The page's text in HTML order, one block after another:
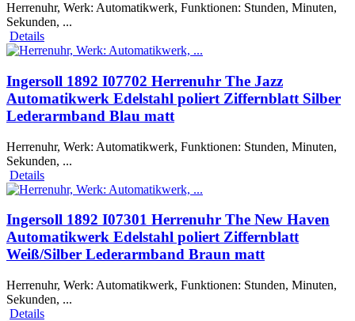
Herrenuhr, Werk: Automatikwerk, Funktionen: Stunden, Minuten,
Sekunden, ...
Details
Ingersoll 1892 I07702 Herrenuhr The Jazz
Automatikwerk Edelstahl poliert Ziffernblatt Silber
Lederarmband Blau matt
Herrenuhr, Werk: Automatikwerk, Funktionen: Stunden, Minuten,
Sekunden, ...
Details
Ingersoll 1892 I07301 Herrenuhr The New Haven
Automatikwerk Edelstahl poliert Ziffernblatt
Weiß/Silber Lederarmband Braun matt
Herrenuhr, Werk: Automatikwerk, Funktionen: Stunden, Minuten,
Sekunden, ...
Details